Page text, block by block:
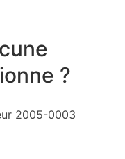
?
2005-0003